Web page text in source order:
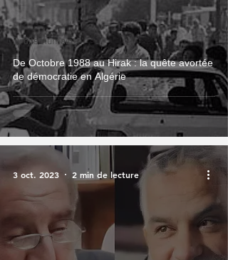
De Octobre 1988 au Hirak : la quête avortée
de démocratie en Algérie
Droits Humains
3 oct. 2023 2 min de lecture